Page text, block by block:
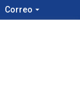
Correo arrow_drop_down